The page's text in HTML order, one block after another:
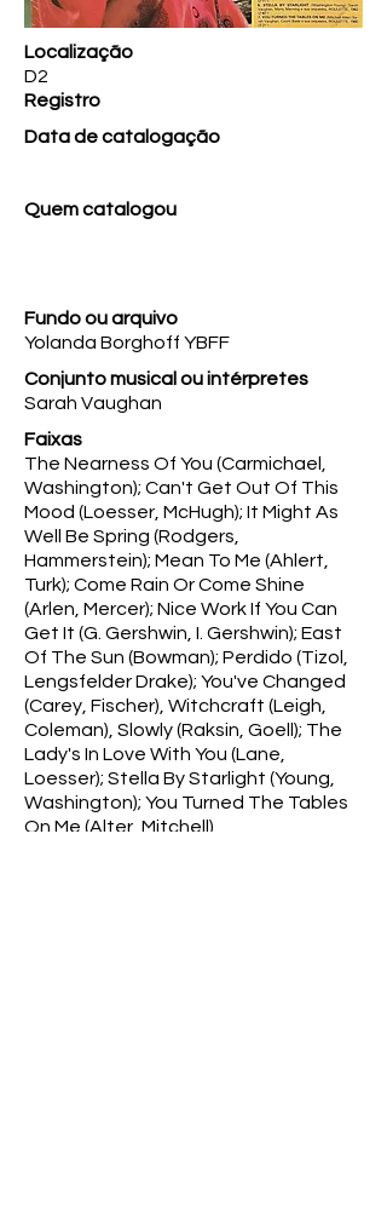
Localização
D2
Registro
Data de catalogação
Quem catalogou
Fundo ou arquivo
Yolanda Borghoff YBFF
Conjunto musical ou intérpretes
Sarah Vaughan
Faixas
The Nearness Of You (Carmichael,
Washington); Can't Get Out Of This
Mood (Loesser, McHugh); It Might As
Well Be Spring (Rodgers,
Hammerstein); Mean To Me (Ahlert,
Turk); Come Rain Or Come Shine
(Arlen, Mercer); Nice Work If You Can
Get It (G. Gershwin, I. Gershwin); East
Of The Sun (Bowman); Perdido (Tizol,
Lengsfelder Drake); You've Changed
(Carey, Fischer), Witchcraft (Leigh,
Coleman), Slowly (Raksin, Goell); The
Lady's In Love With You (Lane,
Loesser); Stella By Starlight (Young,
Washington); You Turned The Tables
On Me (Alter, Mitchell)